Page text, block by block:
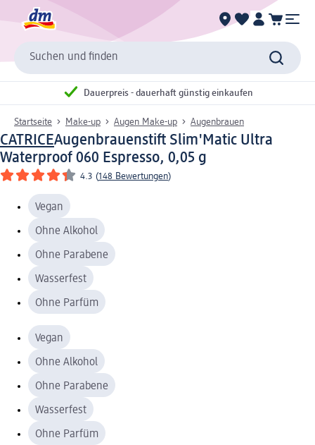
Suchen und finden
Dauerpreis - dauerhaft günstig einkaufen
Startseite Make-up Augen Make-up Augenbrauen
CATRICEAugenbrauenstift Slim'Matic Ultra
Waterproof 060 Espresso, 0,05 g
4.3 (148 Bewertungen)
Vegan
Ohne Alkohol
Ohne Parabene
Wasserfest
Ohne Parfüm
Vegan
Ohne Alkohol
Ohne Parabene
Wasserfest
Ohne Parfüm